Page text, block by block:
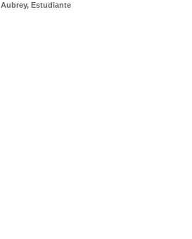
Aubrey, Estudiante